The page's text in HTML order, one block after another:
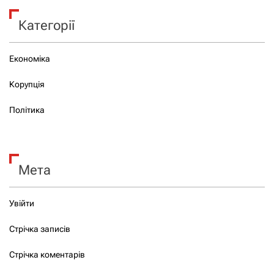
Категорії
Економіка
Корупція
Політика
Мета
Увійти
Стрічка записів
Стрічка коментарів